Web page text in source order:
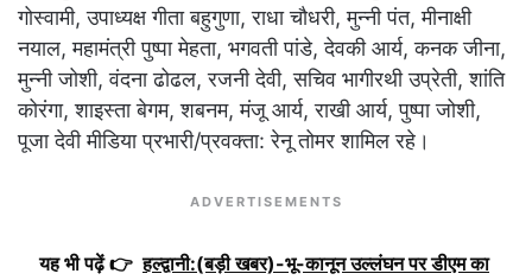
गोस्वामी, उपाध्यक्ष गीता बहुगुणा, राधा चौधरी, मुन्नी पंत, मीनाक्षी
नयाल, महामंत्री पुष्पा मेहता, भगवती पांडे, देवकी आर्य, कनक जीना,
मुन्नी जोशी, वंदना ढोढल, रजनी देवी, सचिव भागीरथी उप्रेती, शांति
कोरंगा, शाइस्ता बेगम, शबनम, मंजू आर्य, राखी आर्य, पुष्पा जोशी,
पूजा देवी मीडिया प्रभारी/प्रवक्ता: रेनू तोमर शामिल रहे।
ADVERTISEMENTS
यह भी पढ़ें 👉 हल्द्वानी:(बड़ी खबर)-भू-कानून उल्लंघन पर डीएम का